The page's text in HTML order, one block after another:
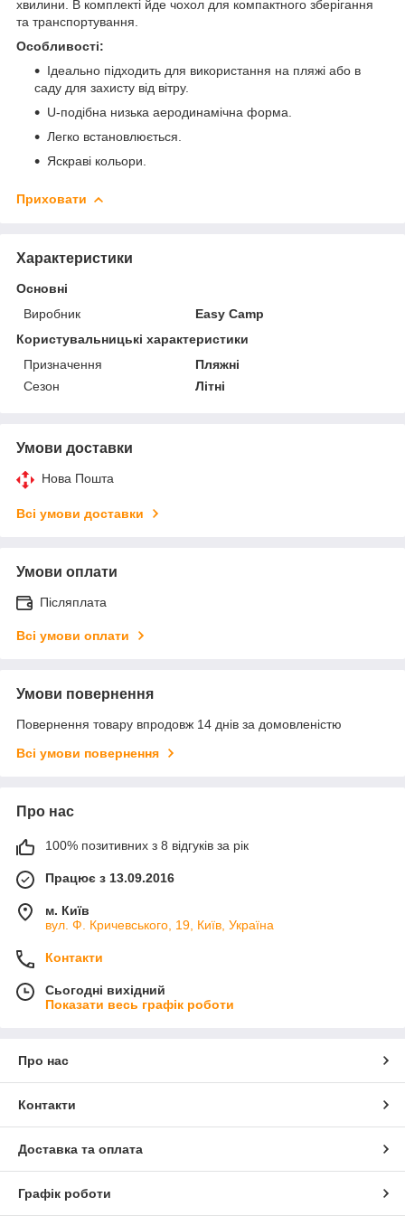
хвилини. В комплекті йде чохол для компактного зберігання
та транспортування.
Особливості:
Ідеально підходить для використання на пляжі або в
саду для захисту від вітру.
U-подібна низька аеродинамічна форма.
Легко встановлюється.
Яскраві кольори.
Приховати
Характеристики
Основні
Виробник
Easy Camp
Користувальницькі характеристики
Призначення
Пляжні
Сезон
Літні
Умови доставки
Нова Пошта
Всі умови доставки
Умови оплати
Післяплата
Всі умови оплати
Умови повернення
Повернення товару впродовж 14 днів за домовленістю
Всі умови повернення
Про нас
100% позитивних з 8 відгуків за рік
Працює з 13.09.2016
м. Київ
вул. Ф. Кричевського, 19, Київ, Україна
Контакти
Сьогодні вихідний
Показати весь графік роботи
Про нас
Контакти
Доставка та оплата
Графік роботи